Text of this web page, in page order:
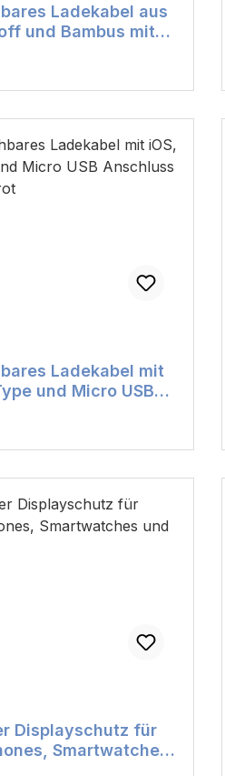
Ladekabel aus
und Bambus mit
Preis:
Ladekabel mit
und Micro USB
Preis:
Displayschutz für
Smartwatches